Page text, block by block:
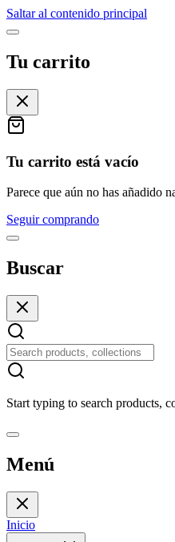
Saltar al contenido principal
Tu carrito
Tu carrito está vacío
Parece que aún no has añadido
Seguir comprando
Buscar
Start typing to search products,
Menú
Inicio